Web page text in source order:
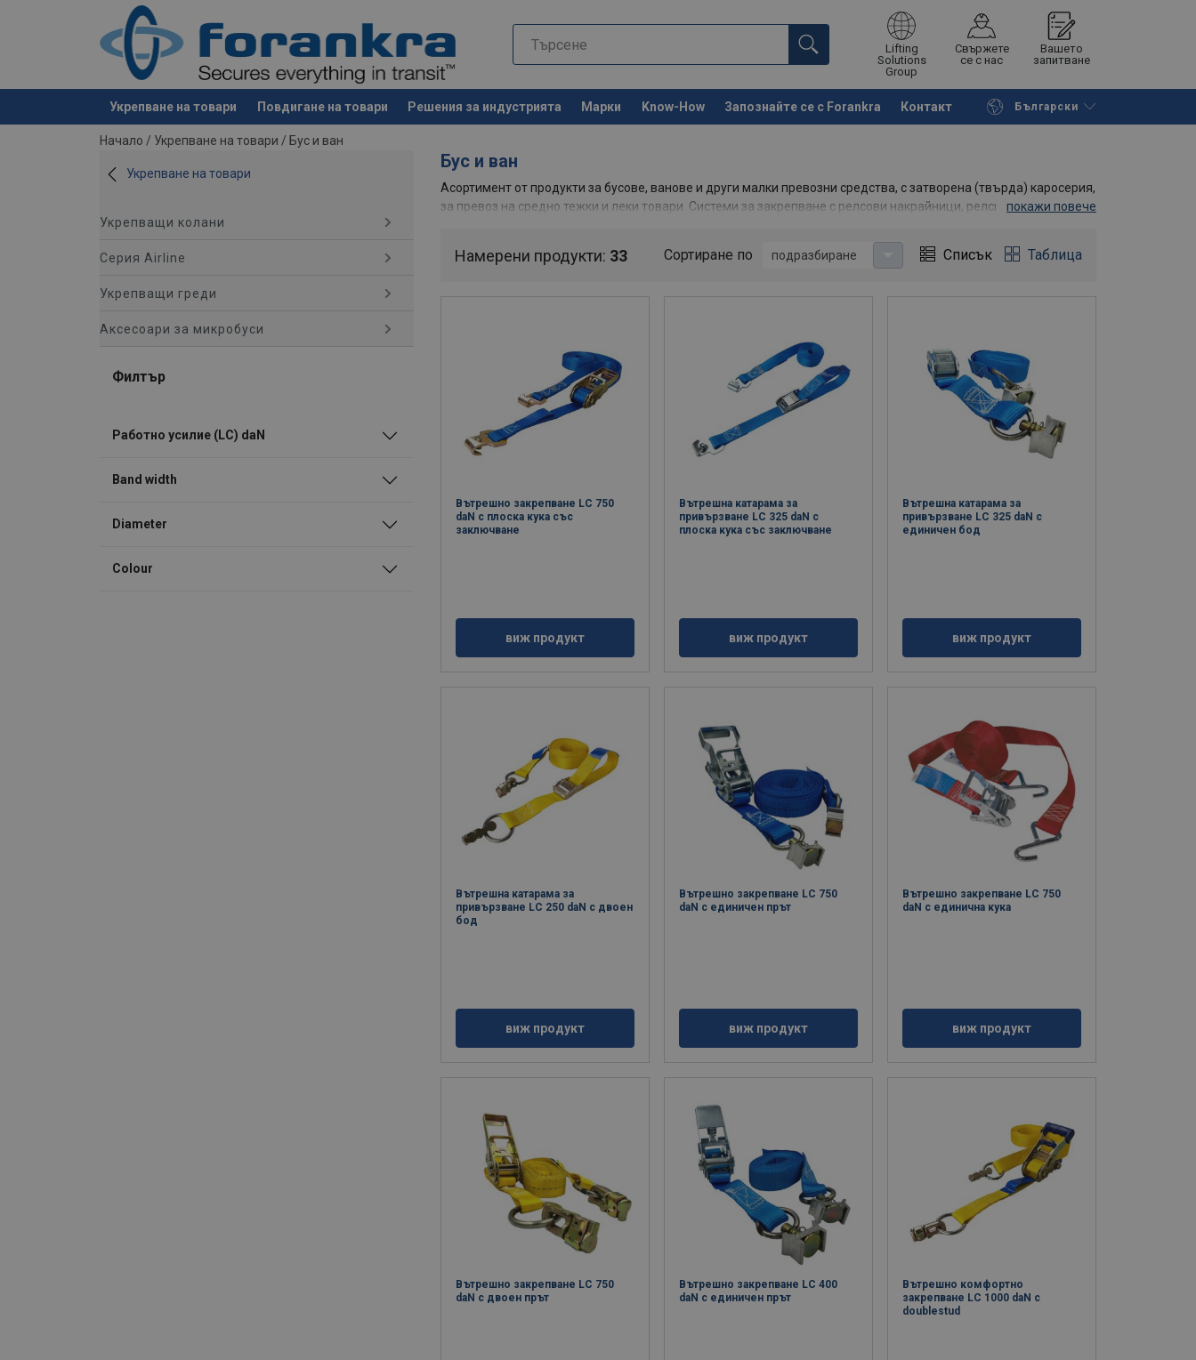
Lifting
Solutions
Group
Свържете
се с нас
Вашето
запитване
Укрепване на товари Повдигане на товари Решения за индустрията Марки Know-How Запознайте се с Forankra Контакт Български
е добавен към вашето запитване Останете на страницата Поискайте оферта
Начало / Укрепване на товари / Бус и ван
Укрепване на товари
Укрепващи колани
Серия Airline
Укрепващи греди
Аксесоари за микробуси
Филтър
Работно усилие (LC) daN
Band width
Diameter
Colour
Бус и ван
Асортимент от продукти за бусове, ванове и други малки превозни средства, с затворена (твърда) каросерия,
за превоз на средно тежки и леки товари. Системи за закрепване с релсови накрайници, релси за каросерии
покажи повече
Намерени продукти: 33 Сортиране по подразбиране Списък Таблица
Вътрешно закрепване LC 750
daN с плоска кука със
заключване
виж продукт
Вътрешна катарама за
привързване LC 325 daN с
плоска кука със заключване
виж продукт
Вътрешна катарама за
привързване LC 325 daN с
единичен бод
виж продукт
Вътрешна катарама за
привързване LC 250 daN с двоен
бод
виж продукт
Вътрешно закрепване LC 750
daN с единичен прът
виж продукт
Вътрешно закрепване LC 750
daN с единична кука
виж продукт
Вътрешно закрепване LC 750
daN с двоен прът
Вътрешно закрепване LC 400
daN с единичен прът
Вътрешно комфортно
закрепване LC 1000 daN с
doublestud